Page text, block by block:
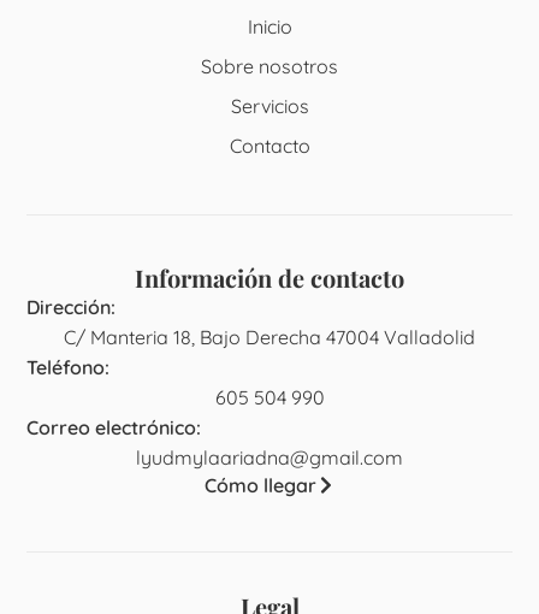
Inicio
Sobre nosotros
Servicios
Contacto
Información de contacto
Dirección:
C/ Manteria 18, Bajo Derecha 47004 Valladolid
Teléfono:
605 504 990
Correo electrónico:
lyudmylaariadna@gmail.com
Cómo llegar
Legal